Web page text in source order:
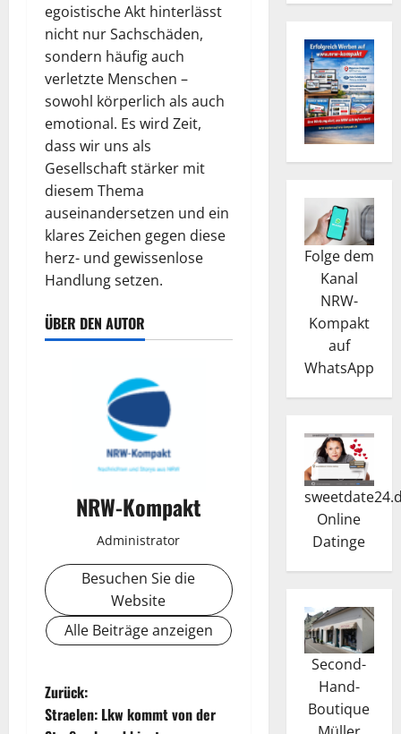
egoistische Akt hinterlässt
nicht nur Sachschäden,
sondern häufig auch
verletzte Menschen –
sowohl körperlich als auch
emotional. Es wird Zeit,
dass wir uns als
Gesellschaft stärker mit
diesem Thema
auseinandersetzen und ein
klares Zeichen gegen diese
herz- und gewissenlose
Handlung setzen.
ÜBER DEN AUTOR
NRW-Kompakt
Administrator
Besuchen Sie die
Website
Alle Beiträge anzeigen
B
Zurück:
Straelen: Lkw kommt von der
Folge dem
Kanal
NRW-
Kompakt
auf
WhatsApp
Online
Datinge
Second-
Hand-
Boutique